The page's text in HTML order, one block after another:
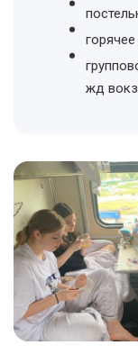
жд